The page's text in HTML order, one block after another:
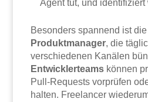
Agent tut, und
Besonders spannend ist
Produktmanager, die
verschiedenen Kanälen
Entwicklerteams können
Pull-Requests vorprüfen
halten. Freelancer